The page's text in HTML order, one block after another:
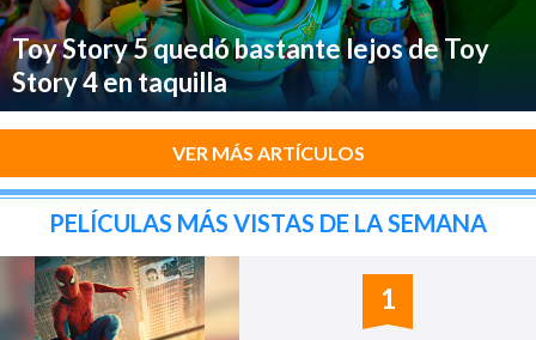
Toy Story 5 quedó bastante lejos de Toy
Story 4 en taquilla
VER MÁS ARTÍCULOS
PELÍCULAS MÁS VISTAS DE LA SEMANA
1